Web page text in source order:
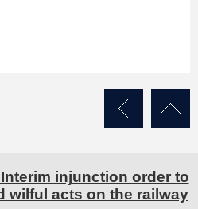
injunction order to
wilful acts on the railway